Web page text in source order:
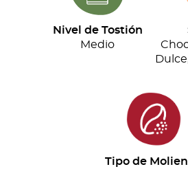
Nivel de Tostión
Medio
Tipo de